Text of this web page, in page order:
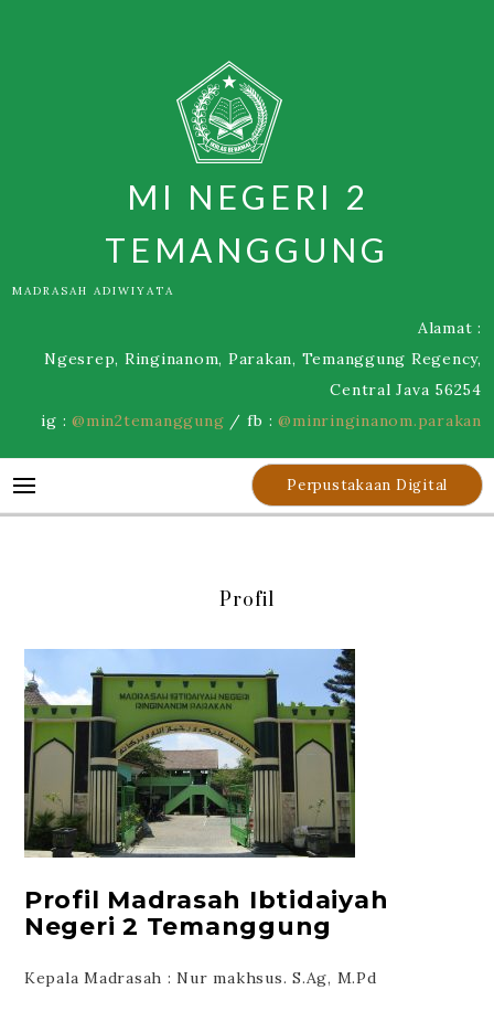
MI NEGERI 2
TEMANGGUNG
MADRASAH ADIWIYATA
Alamat :
Ngesrep, Ringinanom, Parakan, Temanggung Regency,
Central Java 56254
ig :@min2temanggung / fb :@minringinanom.parakan
Perpustakaan Digital
Profil
Profil Madrasah Ibtidaiyah
Negeri 2 Temanggung
Kepala Madrasah : Nur makhsus. S.Ag, M.Pd